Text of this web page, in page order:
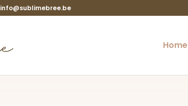
info@sublimebree.be
Home